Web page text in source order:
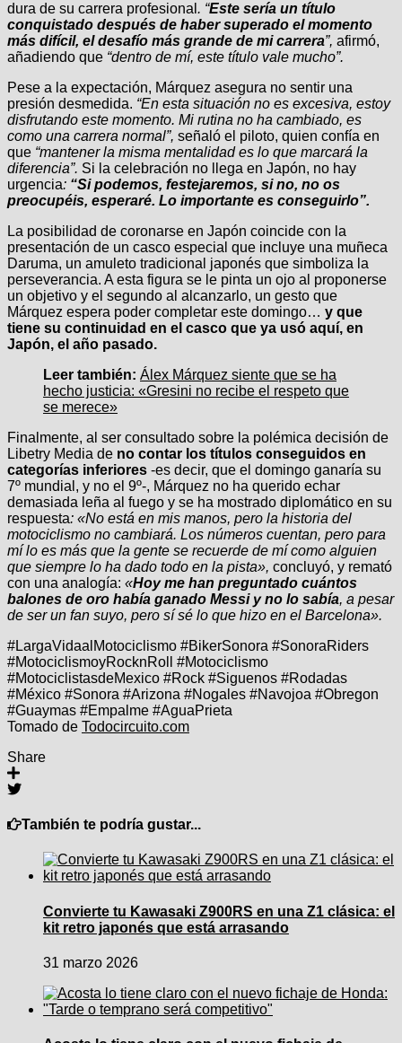
dura de su carrera profesional . “Este sería un título
conquistado después de haber superado el momento
más difícil, el desafío más grande de mi carrera”, afirmó,
añadiendo que “dentro de mí, este título vale mucho”.
Pese a la expectación, Márquez asegura no sentir una
presión desmedida. “En esta situación no es excesiva, estoy
disfrutando este momento. Mi rutina no ha cambiado, es
como una carrera normal”, señaló el piloto, quien confía en
que “mantener la misma mentalidad es lo que marcará la
diferencia”. Si la celebración no llega en Japón, no hay
urgencia: “Si podemos, festejaremos, si no, no os
preocupéis, esperaré. Lo importante es conseguirlo”.
La posibilidad de coronarse en Japón coincide con la
presentación de un casco especial que incluye una muñeca
Daruma, un amuleto tradicional japonés que simboliza la
perseverancia. A esta figura se le pinta un ojo al proponerse
un objetivo y el segundo al alcanzarlo, un gesto que
Márquez espera poder completar este domingo… y que
tiene su continuidad en el casco que ya usó aquí, en
Japón, el año pasado.
Leer también: Álex Márquez siente que se ha
hecho justicia: «Gresini no recibe el respeto que
se merece»
Finalmente, al ser consultado sobre la polémica decisión de
Libetry Media de no contar los títulos conseguidos en
categorías inferiores -es decir, que el domingo ganaría su
7º mundial, y no el 9º-, Márquez no ha querido echar
demasiada leña al fuego y se ha mostrado diplomático en su
respuesta: «No está en mis manos, pero la historia del
motociclismo no cambiará. Los números cuentan, pero para
mí lo es más que la gente se recuerde de mí como alguien
que siempre lo ha dado todo en la pista», concluyó, y remató
con una analogía: «Hoy me han preguntado cuántos
balones de oro había ganado Messi y no lo sabía, a pesar
de ser un fan suyo, pero sí sé lo que hizo en el Barcelona».
#LargaVidaalMotociclismo #BikerSonora #SonoraRiders
#MotociclismoyRocknRoll #Motociclismo
#MotociclistasdeMexico #Rock #Siguenos #Rodadas
#México #Sonora #Arizona #Nogales #Navojoa #Obregon
#Guaymas #Empalme #AguaPrieta
Tomado de Todocircuito.com
Share
También te podría gustar...
Convierte tu Kawasaki Z900RS en una Z1 clásica: el
kit retro japonés que está arrasando
31 marzo 2026